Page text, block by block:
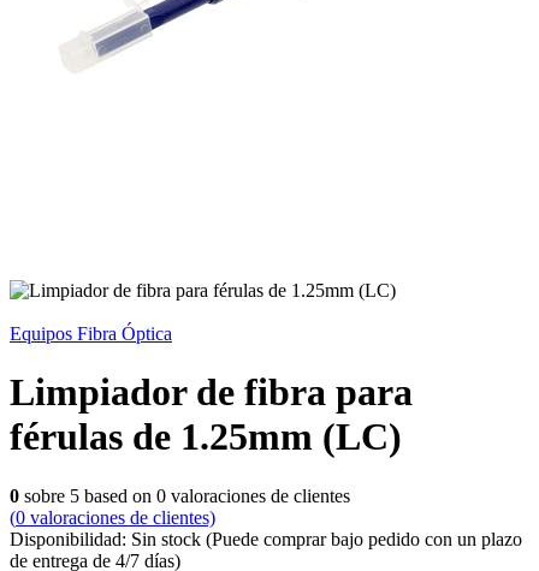
Equipos Fibra Óptica
Limpiador de fibra para
férulas de 1.25mm (LC)
0 sobre 5 based on 0 valoraciones de clientes
(0 valoraciones de clientes)
Disponibilidad: Sin stock (Puede comprar bajo pedido con un plazo
de entrega de 4/7 días)